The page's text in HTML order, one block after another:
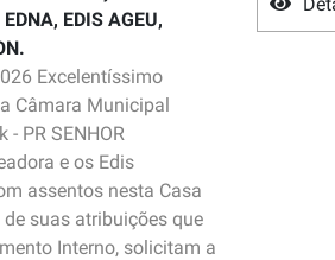
EDIS AGEU,
Excelentíssimo
Câmara Municipal
- PR SENHOR
e os Edis
assentos nesta Casa
suas atribuições que
Interno, solicitam a